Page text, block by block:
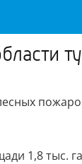
1,8 тыс.